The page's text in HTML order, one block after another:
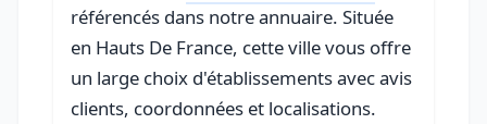
référencés dans notre annuaire. Située
en Hauts De France, cette ville vous offre
un large choix d'établissements avec avis
clients, coordonnées et localisations.